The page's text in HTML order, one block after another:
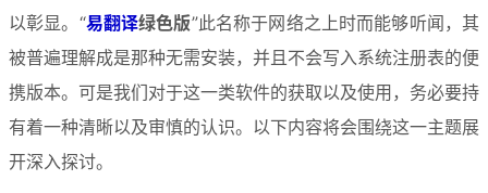
以彰显。“易翻译绿色版”此名称于网络之上时而能够听闻，其
被普遍理解成是那种无需安装，并且不会写入系统注册表的便
携版本。可是我们对于这一类软件的获取以及使用，务必要持
有着一种清晰以及审慎的认识。以下内容将会围绕这一主题展
开深入探讨。